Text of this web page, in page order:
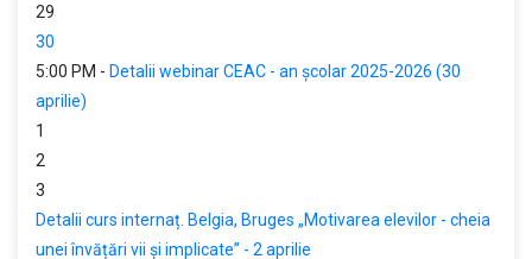
29
30
5:00 PM - Detalii webinar CEAC - an școlar 2025-2026 (30
aprilie)
1
2
3
Detalii curs internaț. Belgia, Bruges „Motivarea elevilor - cheia
unei învățări vii și implicate” - 2 aprilie